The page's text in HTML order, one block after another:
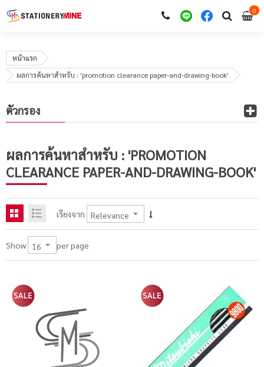
00
หน้าแรก
ผลการค้นหาสำหรับ : 'promotion clearance paper-and-drawing-book'
ผลการค้นหาสำหรับ : 'PROMOTION
CLEARANCE PAPER-AND-DRAWING-BOOK'
เรียงจาก
Show per page
ตัวกรอง